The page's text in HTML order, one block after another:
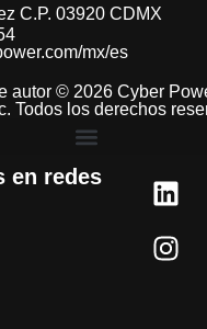
C.P. 03920 CDMX
mx/es
autor © 2026 Cyber
Todos los derechos
en redes